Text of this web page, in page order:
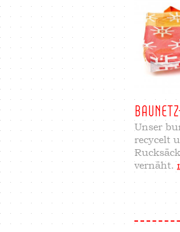
Unser
recycelt
vernäht.